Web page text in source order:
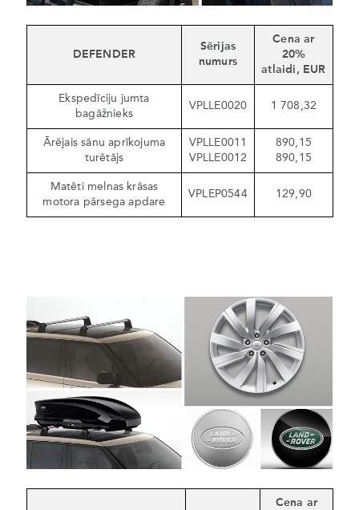
DEFENDER
Sērijas
numurs
Cena ar
20%
atlaidi, EUR
Ekspedīciju jumta
bagāžnieks
VPLLE0020 1 708,32
Ārējais sānu aprīkojuma
turētājs
VPLLE0011
VPLLE0012
890,15
890,15
Matēti melnas krāsas
motora pārsega apdare
VPLEP0544 129,90
Cena ar